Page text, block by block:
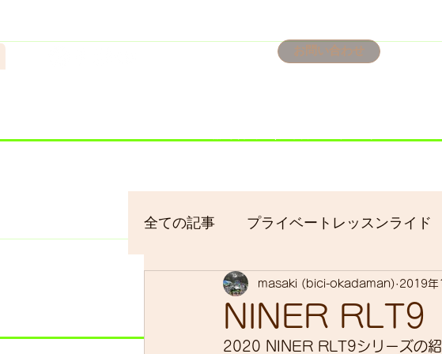
お問い合わせ
全ての記事 プライベートレッスンライド
bici-okadaman シクロクロス
サイクリング バイクパッキング
NINER RLT9
masaki (bici-okadaman) 2019年
2020 NINER RLT9シリーズの紹